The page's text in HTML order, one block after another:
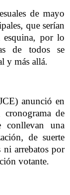
de mayo
que serían
esquina, por lo
de todos se
y más allá.
anunció en
de
conllevan una
de suerte
ni arrebatos por
votante.